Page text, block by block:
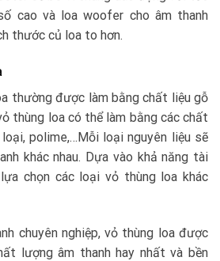
cao và loa woofer cho âm thanh
thước củ loa to hơn.
thường được làm bằng chất liệu gỗ
thùng loa có thể làm bằng các chất
polime,…Mỗi loại nguyên liệu sẽ
khác nhau. Dựa vào khả năng tài
chọn các loại vỏ thùng loa khác
chuyên nghiệp, vỏ thùng loa được
lượng âm thanh hay nhất và bền